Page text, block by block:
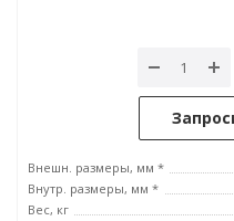
Внешн. размеры, мм *
Внутр. размеры, мм *
Вес, кг